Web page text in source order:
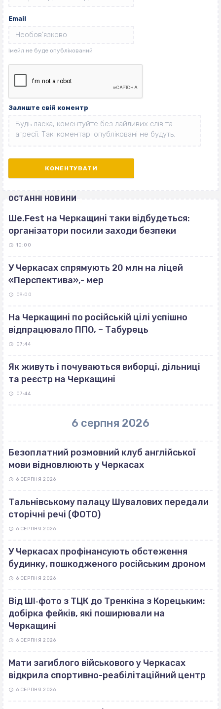
Email
Залиште свій коментр
ОСТАННІ НОВИНИ
Ше.Fest на Черкащині таки відбудеться:
організатори посили заходи безпеки
10:00
У Черкасах спрямують 20 млн на ліцей
«Перспектива»,- мер
09:00
На Черкащині по російській цілі успішно
відпрацювало ППО, – Табурець
07:44
Як живуть і почуваються виборці, дільниці
та реєстр на Черкащині
07:44
6 серпня 2026
Безоплатний розмовний клуб англійської
мови відновлюють у Черкасах
6 СЕРПНЯ 2026
Тальнівському палацу Шувалових передали
сторічні речі (ФОТО)
6 СЕРПНЯ 2026
У Черкасах профінансують обстеження
будинку, пошкодженого російським дроном
6 СЕРПНЯ 2026
Від ШІ‐фото з ТЦК до Тренкіна з Корецьким:
добірка фейків, які поширювали на
Черкащині
6 СЕРПНЯ 2026
Мати загиблого військового у Черкасах
відкрила спортивно-реабілітаційний центр
6 СЕРПНЯ 2026